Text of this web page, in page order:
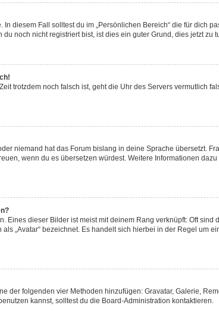
diesem Fall solltest du im „Persönlichen Bereich“ die für dich
noch nicht registriert bist, ist dies ein guter Grund, dies jetzt zu
trotzdem noch falsch ist, geht die Uhr des Servers vermutlich
niemand hat das Forum bislang in deine Sprache übersetzt.
wenn du es übersetzen würdest. Weitere Informationen
Eines dieser Bilder ist meist mit deinem Rang verknüpft: Oft
„Avatar“ bezeichnet. Es handelt sich hierbei in der Regel um
der folgenden vier Methoden hinzufügen: Gravatar, Galerie,
kannst, solltest du die Board-Administration kontaktieren.